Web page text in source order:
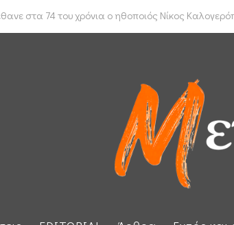
στα 74 του χρόνια ο ηθοποιός Νίκος
απορρίπτει το ειρηνευτικό σχέδιο του